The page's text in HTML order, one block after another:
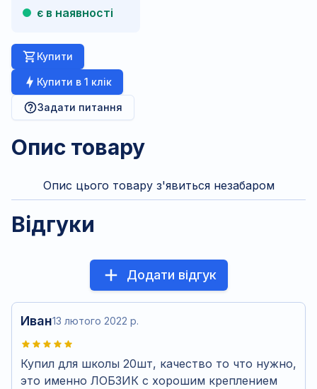
є в наявності
Купити
Купити в 1 клік
Задати питання
Опис товару
Опис цього товару з'явиться незабаром
Відгуки
Додати відгук
Иван13 лютого 2022 р.
Купил для школы 20шт, качество то что нужно,
это именно ЛОБЗИК с хорошим креплением